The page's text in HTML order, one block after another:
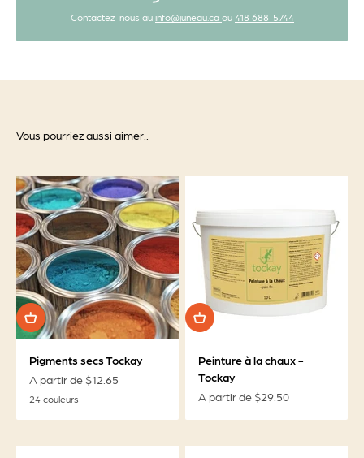
Contactez-nous au info@juneau.ca ou 418 688-5744
Vous pourriez aussi aimer..
Pigments secs Tockay
Prix de vente
A partir de $12.65
24 couleurs
Peinture à la chaux -
Tockay
Prix de vente
A partir de $29.50